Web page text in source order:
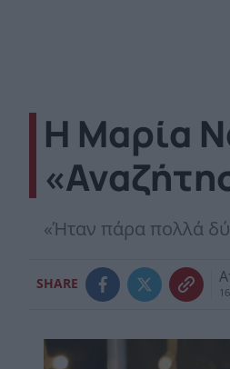
Η Μαρία
«Ήταν πάρα πολλά
SHARE